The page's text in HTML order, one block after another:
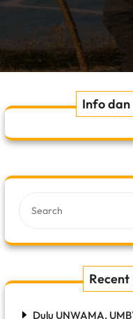
Info
Recent
Dulu UNWAMA,